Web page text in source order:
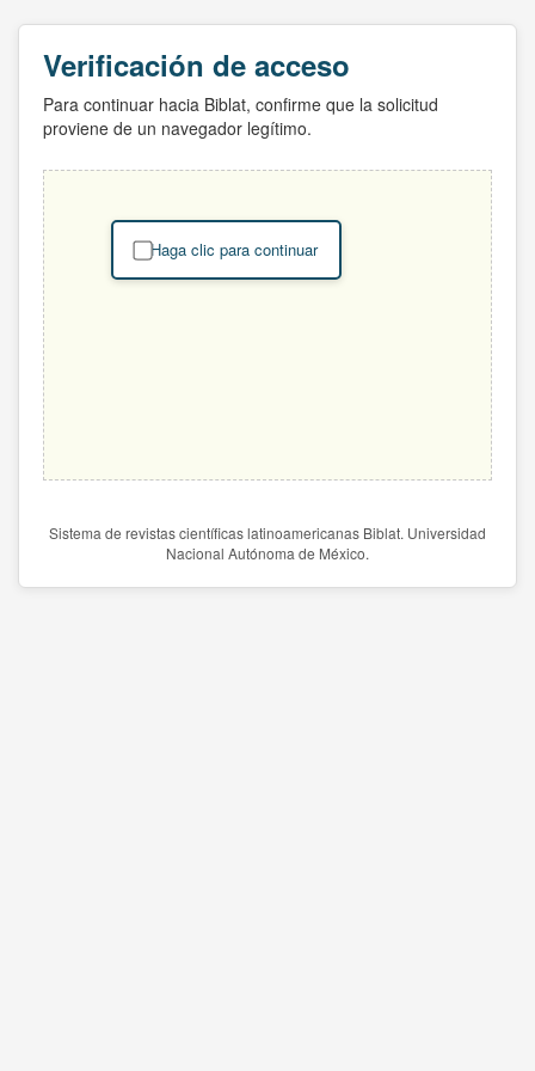
Verificación de acceso
Para continuar hacia Biblat, confirme que la solicitud
proviene de un navegador legítimo.
Haga clic para continuar
Sistema de revistas científicas latinoamericanas Biblat. Universidad
Nacional Autónoma de México.